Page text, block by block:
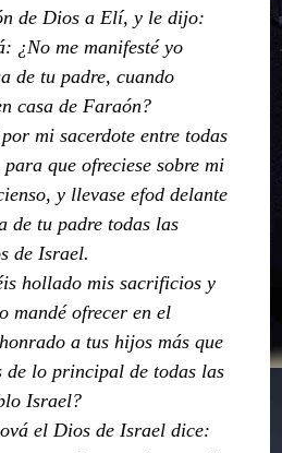
de Dios a Elí, y le dijo:
¿No me manifesté yo
de tu padre, cuando
casa de Faraón?
mi sacerdote entre todas
que ofreciese sobre mi
y llevase efod delante
de tu padre todas las
de Israel.
hollado mis sacrificios y
mandé ofrecer en el
a tus hijos más que
de lo principal de todas las
Israel?
el Dios de Israel dice: